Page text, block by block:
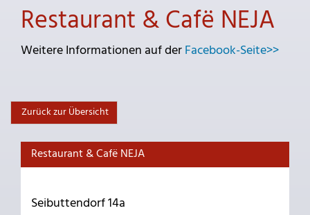
Restaurant & Cafë NEJA
Weitere Informationen auf derFacebook-Seite>>
Zurück zur Übersicht
Restaurant & Cafë NEJA
Seibuttendorf 14a